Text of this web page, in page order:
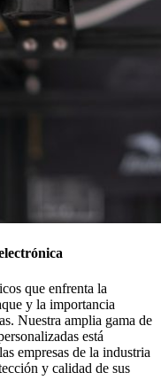
que enfrenta la
y la importancia
Nuestra amplia gama de
está
empresas de la industria
y calidad de sus